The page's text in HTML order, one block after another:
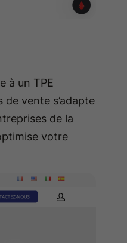
à un TPE
vente s’adapte
de la
votre